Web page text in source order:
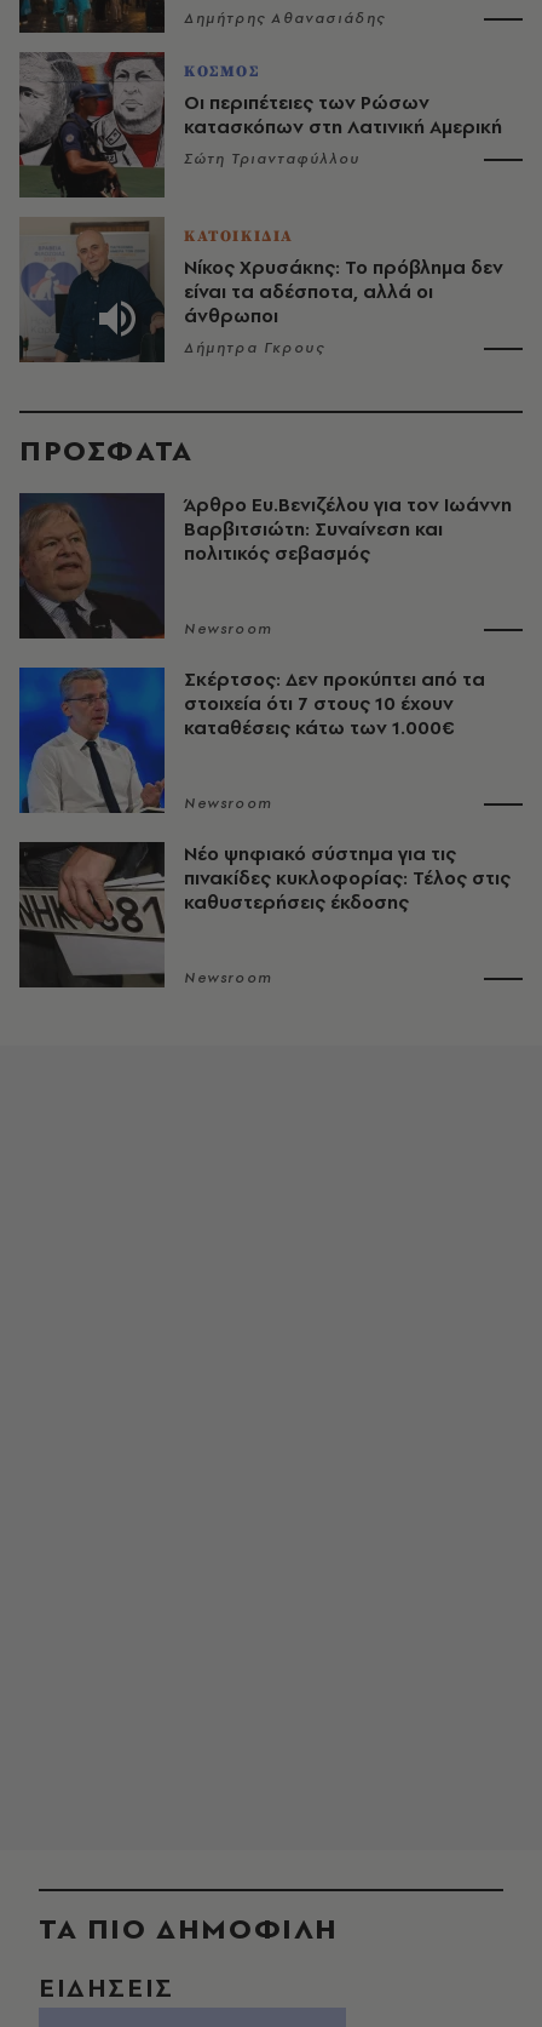
Δημήτρης Αθανασιάδης
ΚΟΣΜΟΣ
Οι περιπέτειες των Ρώσων
κατασκόπων στη Λατινική Αμερική
Σώτη Τριανταφύλλου
ΚΑΤΟΙΚΙΔΙΑ
Νίκος Χρυσάκης: Το πρόβλημα δεν
είναι τα αδέσποτα, αλλά οι
άνθρωποι
Δήμητρα Γκρους
ΠΡΟΣΦΑΤΑ
Άρθρο Ευ.Βενιζέλου για τον Iωάννη
Βαρβιτσιώτη: Συναίνεση και
πολιτικός σεβασμός
Newsroom
Σκέρτσος: Δεν προκύπτει από τα
στοιχεία ότι 7 στους 10 έχουν
καταθέσεις κάτω των 1.000€
Newsroom
Νέο ψηφιακό σύστημα για τις
πινακίδες κυκλοφορίας: Τέλος στις
καθυστερήσεις έκδοσης
Newsroom
ΤΑ ΠΙΟ ΔΗΜΟΦΙΛΗ
ΕΙΔΗΣΕΙΣ